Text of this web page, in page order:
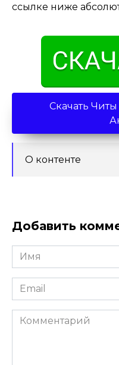
ссылке ниже
Скачать Читы
О контенте
Добавить
Имя
*
Email
*
Комментарий